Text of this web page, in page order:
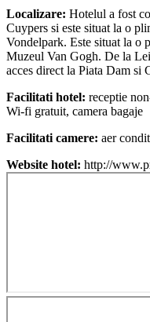
Localizare: Hotelul a fost
Cuypers si este situat la o
Vondelpark. Este situat la o
Muzeul Van Gogh. De la
acces direct la Piata Dam si
Facilitati hotel: receptie
Wi-fi gratuit, camera bagaje
Facilitati camere: aer
Website hotel: http://